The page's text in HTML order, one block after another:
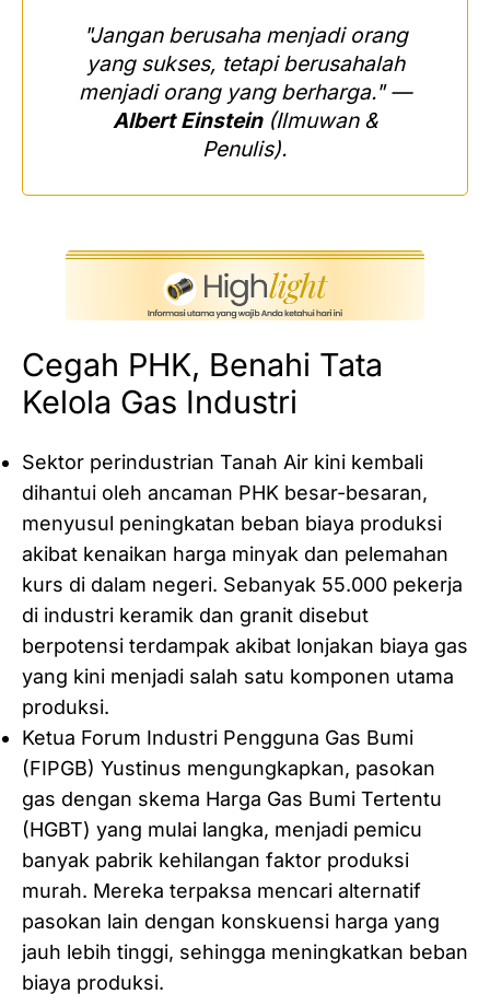
"Jangan berusaha menjadi orang
yang sukses, tetapi berusahalah
menjadi orang yang berharga."—
Albert Einstein(Ilmuwan &
Penulis).
Cegah PHK, Benahi Tata
Kelola Gas Industri
Sektor perindustrian Tanah Air kini kembali
dihantui oleh ancaman PHK besar-besaran,
menyusul peningkatan beban biaya produksi
akibat kenaikan harga minyak dan pelemahan
kurs di dalam negeri. Sebanyak 55.000 pekerja
di industri keramik dan granit disebut
berpotensi terdampak akibat lonjakan biaya gas
yang kini menjadi salah satu komponen utama
produksi.
Ketua Forum Industri Pengguna Gas Bumi
(FIPGB) Yustinus mengungkapkan, pasokan
gas dengan skema Harga Gas Bumi Tertentu
(HGBT) yang mulai langka, menjadi pemicu
banyak pabrik kehilangan faktor produksi
murah. Mereka terpaksa mencari alternatif
pasokan lain dengan konskuensi harga yang
jauh lebih tinggi, sehingga meningkatkan beban
biaya produksi.